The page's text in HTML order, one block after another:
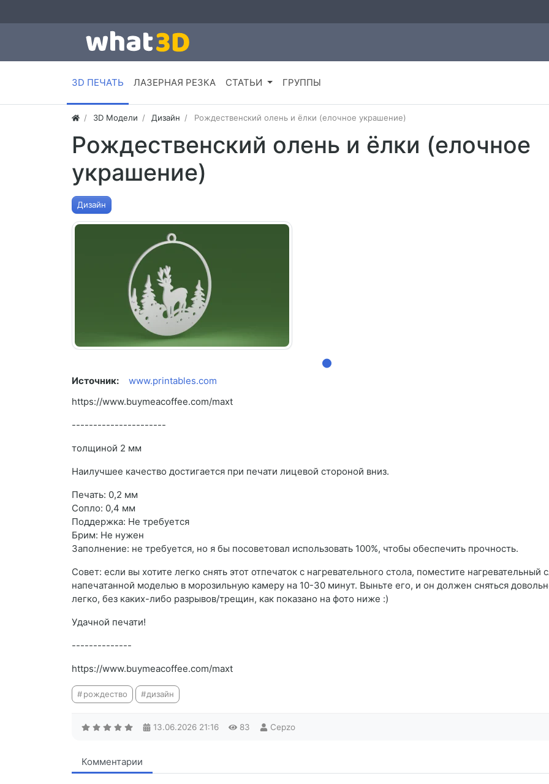
3D ПЕЧАТЬ ЛАЗЕРНАЯ РЕЗКА СТАТЬИ ГРУППЫ
3D Модели Дизайн Рождественский олень и ёлки (елочное украшение)
Рождественский олень и ёлки (елочное
украшение)
Дизайн
Источник:
www.printables.com
https://www.buymeacoffee.com/maxt
----------------------
толщиной 2 мм
Наилучшее качество достигается при печати лицевой стороной вниз.
Печать: 0,2 мм
Сопло: 0,4 мм
Поддержка: Не требуется
Брим: Не нужен
Заполнение: не требуется, но я бы посоветовал использовать 100%, чтобы обеспечить прочность.
Совет: если вы хотите легко снять этот отпечаток с нагревательного стола, поместите нагревательный
напечатанной моделью в морозильную камеру на 10-30 минут. Выньте его, и он должен сняться
легко, без каких-либо разрывов/трещин, как показано на фото ниже :)
Удачной печати!
--------------
https://www.buymeacoffee.com/maxt
рождество дизайн
13.06.2026 21:16 83 Cepzo
Комментарии